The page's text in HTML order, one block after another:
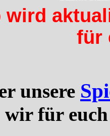
wird
für
unsere
wir für